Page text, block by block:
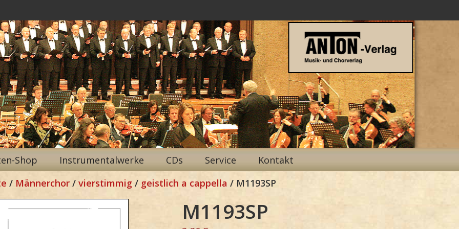
Shop Instrumentalwerke CDs Service Kontakt
/ Männerchor / vierstimmig / geistlich a cappella / M1193SP
M1193SP